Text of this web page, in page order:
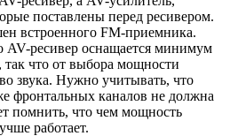
поставлены перед ресивером.
встроенного FM-приемника.
ресивер оснащается минимум
что от выбора мощности
звука. Нужно учитывать, что
фронтальных каналов не должна
помнить, что чем мощность
работает.